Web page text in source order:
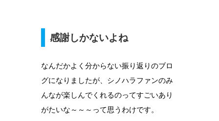
感謝しかないよね
なんだかよく分からない振り返りのブロ
グになりましたが、シノハラファンのみ
んなが楽しんでくれるのってすごいあり
がたいな～～～って思うわけです。